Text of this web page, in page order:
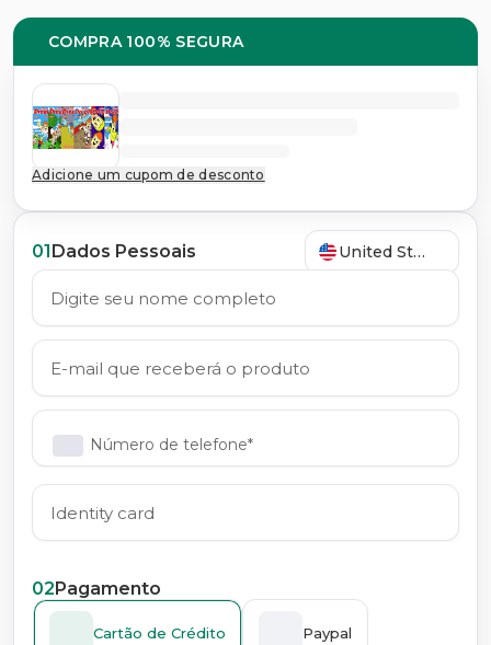
01Dados Pessoais United States
Número de telefone*
02Pagamento
Cartão de Crédito Paypal
COMPRA 100% SEGURA
Adicione um cupom de desconto